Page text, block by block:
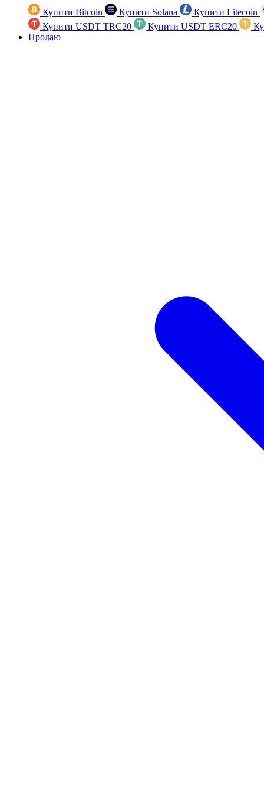
Купити Bitcoin Купити Solana
Купити Litecoin
Купити USDT TRC20
Купити USDT ERC20
Продаю